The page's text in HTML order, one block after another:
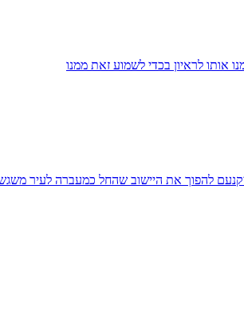
לראיון בכדי לשמוע זאת ממנו
יקנעם להפוך את היישוב שהחל כמעברה לעיר